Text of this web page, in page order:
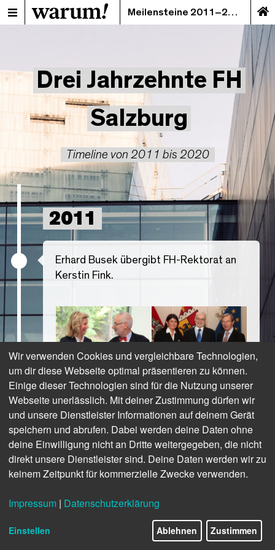
Meilensteine 2011–2020
Drei Jahrzehnte FH
Salzburg
Timeline von 2011 bis 2020
2011
Erhard Busek übergibt FH-Rektorat an
Kerstin Fink.
Start des Masterlehrgangs
Salutophysiologie für Hebammen
(heute: Hebammenwissenschaft -
Salutophysiologie).
Wir verwenden Cookies und vergleichbare Technologien,
um dir diese Webseite optimal präsentieren zu können.
Einige dieser Technologien sind für die Nutzung unserer
Webseite unerlässlich. Mit deiner Zustimmung dürfen wir
und unsere Dienstleister Informationen auf deinem Gerät
speichern und abrufen. Dabei werden deine Daten ohne
deine Einwilligung nicht an Dritte weitergegeben, die nicht
direkt unsere Dienstleister sind. Deine Daten werden wir zu
keinem Zeitpunkt für kommerzielle Zwecke verwenden.
Impressum | Datenschutzerklärung
Einstellen Ablehnen Zustimmen